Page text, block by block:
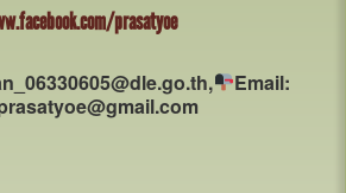
prasatyoe
Email: